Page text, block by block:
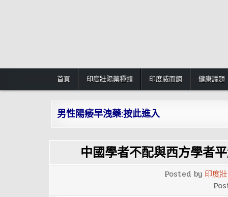
首頁 印度壯陽藥種類 印度威而鋼 健康議題
男性陽痿早洩藥:按此進入
中國學者不配與西方學者
Posted by 印度